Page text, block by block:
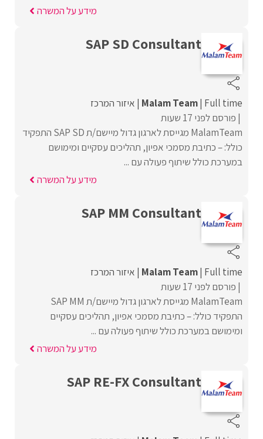
מידע על המשרה
SAP SD Consultant
Malam Team Full time
איזור המרכז
פורסם לפני 17 שעות
MalamTeam מגייסת לארגון גדול מיישם/ת SAP SD התפקיד
כולל: – כתיבת מסמכי אפיון, תהליכים עסקיים ומימושם
במערכת כולל שיתוף פעולה עם ...
מידע על המשרה
SAP MM Consultant
Malam Team Full time
איזור המרכז
פורסם לפני 17 שעות
MalamTeam מגייסת לארגון גדול מיישם/ת SAP MM
התפקיד כולל: – כתיבת מסמכי אפיון, תהליכים עסקיים
ומימושם במערכת כולל שיתוף פעולה עם ...
מידע על המשרה
SAP RE-FX Consultant